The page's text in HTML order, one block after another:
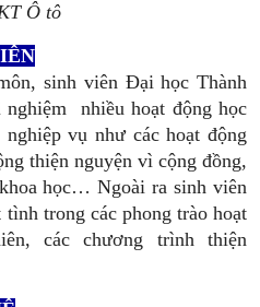
Ô tô
sinh viên Đại học Thành
nhiều hoạt động học
vụ như các hoạt động
thiện nguyện vì cộng đồng,
học… Ngoài ra sinh viên
trong các phong trào hoạt
các chương trình thiện